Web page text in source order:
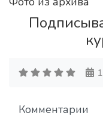
Комментарии